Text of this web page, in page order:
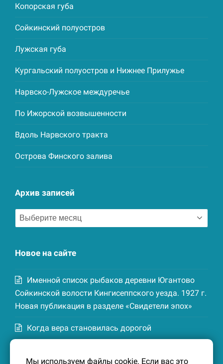
Копорская губа
Сойкинский полуостров
Лужская губа
Кургальский полуостров и Нижнее Прилужье
Нарвско-Лужское междуречье
По Ижорской возвышенности
Вдоль Нарвского тракта
Острова Финского залива
Архив записей
Архив
записей
Новое на сайте
Именной список рыбаков деревни Югантово
Сойкинской волости Кингисеппского уезда. 1927 г.
Новая публикация в разделе «Свидетели эпох»
Когда вера становилась дорогой
Мы используем файлы cookie. Если вас это